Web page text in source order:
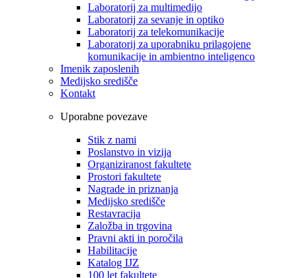
Laboratorij za multimedijo
Laboratorij za sevanje in optiko
Laboratorij za telekomunikacije
Laboratorij za uporabniku prilagojene
komunikacije in ambientno inteligenco
Imenik zaposlenih
Medijsko središče
Kontakt
Uporabne povezave
Stik z nami
Poslanstvo in vizija
Organiziranost fakultete
Prostori fakultete
Nagrade in priznanja
Medijsko središče
Restavracija
Založba in trgovina
Pravni akti in poročila
Habilitacije
Katalog IJZ
100 let fakultete